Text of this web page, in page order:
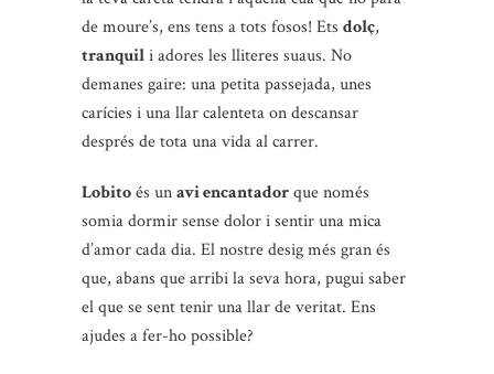
de moure’s, ens tens a tots fosos! Ets dolç,
tranquili adores les lliteres suaus. No
demanes gaire: una petita passejada, unes
carícies i una llar calenteta on descansar
després de tota una vida al carrer.
Lobitoés unavi encantadorque només
somia dormir sense dolor i sentir una mica
d’amor cada dia. El nostre desig més gran és
que, abans que arribi la seva hora, pugui saber
el que se sent tenir una llar de veritat. Ens
ajudes a fer-ho possible?